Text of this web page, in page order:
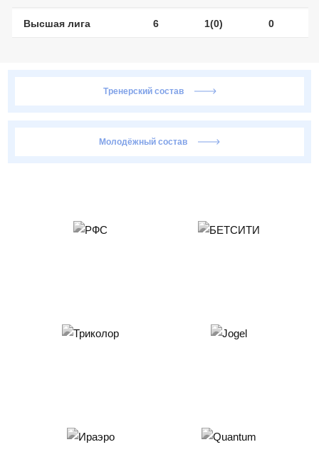
Высшая лига 6 1(0) 0
Тренерский состав
Молодёжный состав